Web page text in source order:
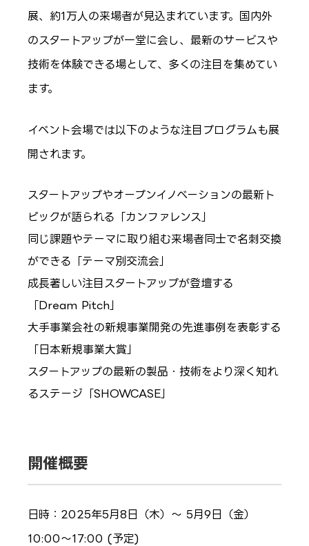
展、約1万人の来場者が見込まれています。国内外
のスタートアップが一堂に会し、最新のサービスや
技術を体験できる場として、多くの注目を集めてい
ます。
イベント会場では以下のような注目プログラムも展
開されます。
スタートアップやオープンイノベーションの最新ト
ピックが語られる「カンファレンス」
同じ課題やテーマに取り組む来場者同士で名刺交換
ができる「テーマ別交流会」
成長著しい注目スタートアップが登壇する
「Dream Pitch」
大手事業会社の新規事業開発の先進事例を表彰する
「日本新規事業大賞」
スタートアップの最新の製品・技術をより深く知れ
るステージ「SHOWCASE」
開催概要
日時：2025年5月8日（木）〜 5月9日（金）
10:00〜17:00 (予定)